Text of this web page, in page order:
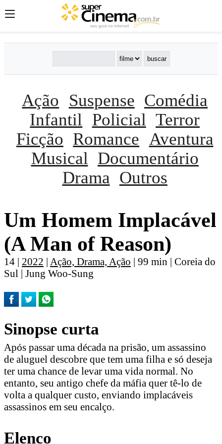
Ação Suspense Comédia
Infantil
Policial Terror
Ficção Romance Aventura
Musical
Documentário
Drama Outros
Um Homem Implacável
(A Man of Reason)
14 | 2022 | Ação, Drama, Ação | 99 min | Coreia do
Sul | Jung Woo-Sung
Sinopse curta
Após passar uma década na prisão, um assassino
de aluguel descobre que tem uma filha e só deseja
ter uma chance de levar uma vida normal. No
entanto, seu antigo chefe da máfia quer tê-lo de
volta a qualquer custo, enviando implacáveis
assassinos em seu encalço.
Elenco